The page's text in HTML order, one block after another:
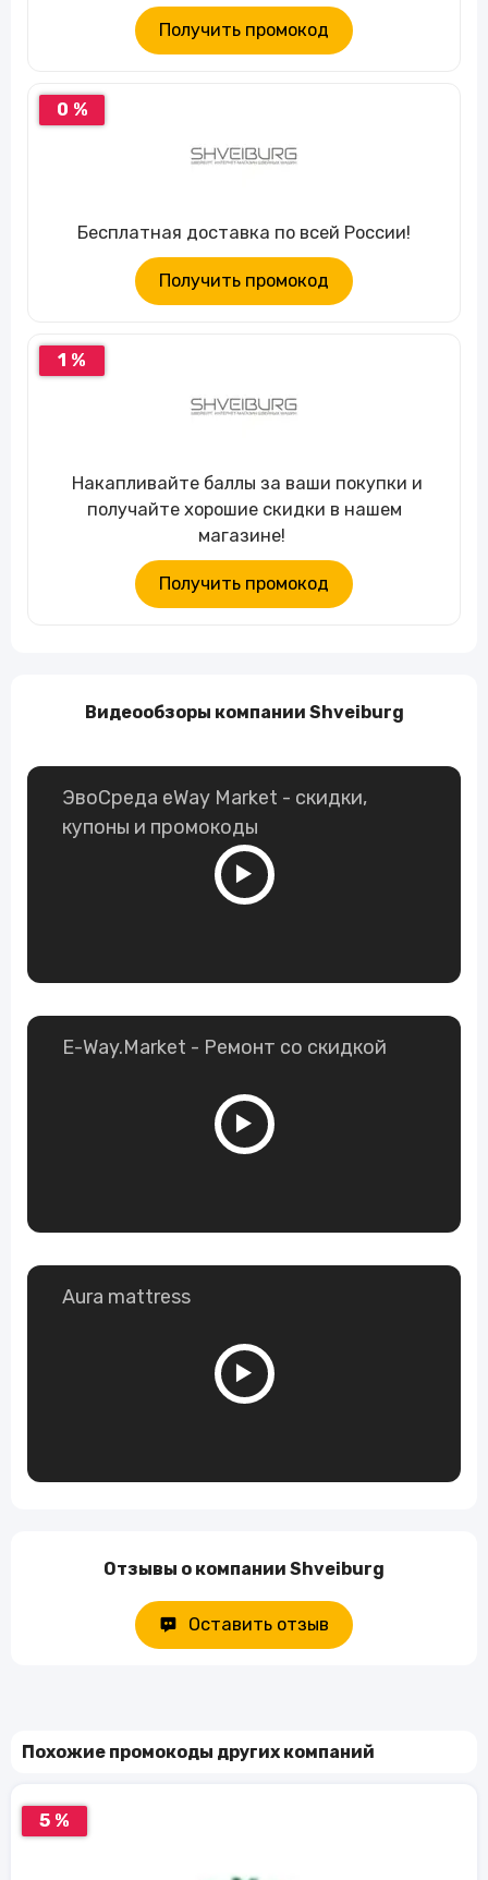
Получить промокод
0 %
Бесплатная доставка по всей России!
Получить промокод
1 %
Накапливайте баллы за ваши покупки и
получайте хорошие скидки в нашем
магазине!
Получить промокод
Видеообзоры компании Shveiburg
ЭвоСреда eWay Market - скидки,
купоны и промокоды
E-Way.Market - Ремонт со скидкой
Aura mattress
Отзывы о компании Shveiburg
Оставить отзыв
Похожие промокоды других компаний
5 %